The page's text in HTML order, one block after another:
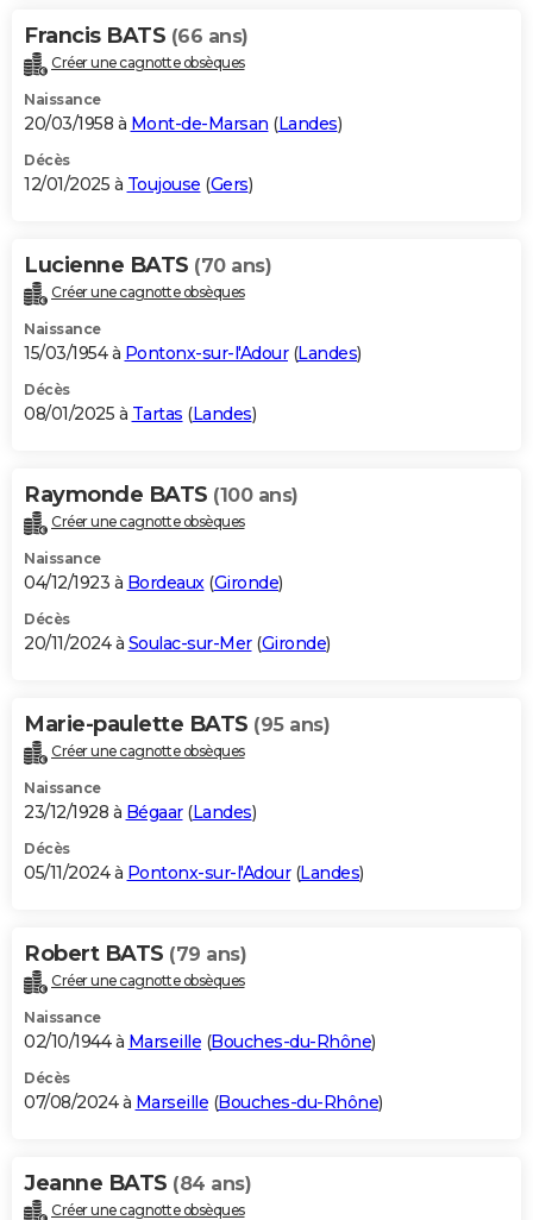
Francis BATS (66 ans)
Créer une cagnotte obsèques
Naissance
20/03/1958 à Mont-de-Marsan (Landes)
Décès
12/01/2025 à Toujouse (Gers)
Lucienne BATS (70 ans)
Créer une cagnotte obsèques
Naissance
15/03/1954 à Pontonx-sur-l'Adour(Landes)
Décès
08/01/2025 à Tartas (Landes)
Raymonde BATS (100 ans)
Créer une cagnotte obsèques
Naissance
04/12/1923 à Bordeaux(Gironde)
Décès
20/11/2024 à Soulac-sur-Mer(Gironde)
Marie-paulette BATS (95 ans)
Créer une cagnotte obsèques
Naissance
23/12/1928 à Bégaar(Landes)
Décès
05/11/2024 à Pontonx-sur-l'Adour(Landes)
Robert BATS (79 ans)
Créer une cagnotte obsèques
Naissance
02/10/1944 à Marseille (Bouches-du-Rhône)
Décès
07/08/2024 à Marseille (Bouches-du-Rhône)
Jeanne BATS (84 ans)
Créer une cagnotte obsèques